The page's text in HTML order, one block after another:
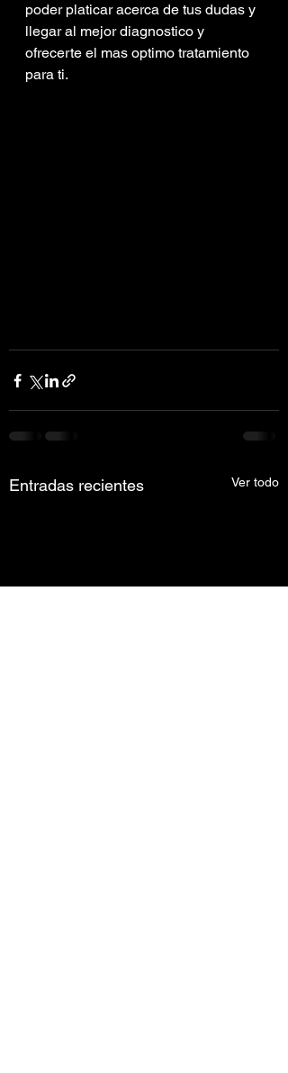
poder platicar acerca de tus dudas y
llegar al mejor diagnostico y
ofrecerte el mas optimo tratamiento
para ti.
Entradas recientes Ver todo